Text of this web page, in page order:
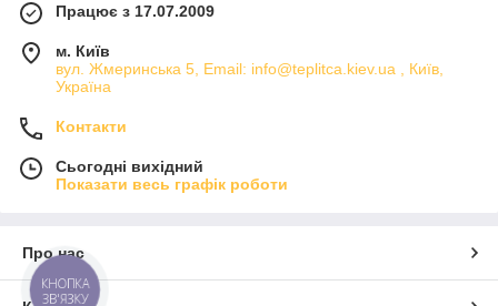
Працює з 17.07.2009
м. Київ
вул. Жмеринська 5, Email: info@teplitca.kiev.ua , Київ,
Україна
Контакти
Сьогодні вихідний
Показати весь графік роботи
Про нас
КНОПКА
ЗВ'ЯЗКУ